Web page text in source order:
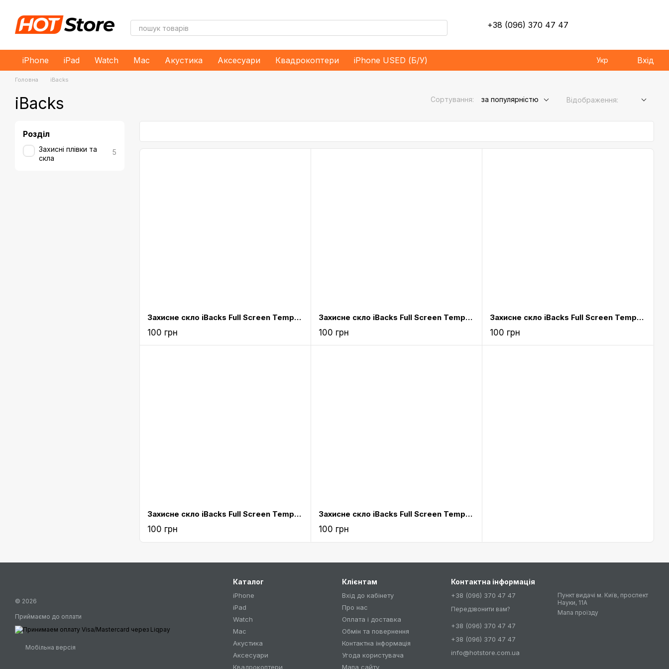
+38 (096) 370 47 47
iPhone iPad Watch Mac Акустика Аксесуари Квадрокоптери iPhone USED (Б/У) Укр Вхід
Головна iBacks
iBacks Сортування: за популярністю Відображення:
Захисне скло iBacks Full Screen Tempered Glass for iPhone 6 Champagne gold
100 грн
Захисне скло iBacks Full Screen Tempered Glass for iPhone 6 Silver
100 грн
Захисне скло iBacks Full Screen Tempered Glass for iPhone 6 Plus Silver
100 грн
Захисне скло iBacks Full Screen Tempered Glass for iPhone 6 Plus Pink
100 грн
Захисне скло iBacks Full Screen Tempered Glass for iPhone 6 Plus Space Gray
100 грн
Розділ
Захисні плівки та
скла
5
© 2026
Приймаємо до оплати
Мобільна версія
Каталог
iPhone
iPad
Watch
Mac
Акустика
Аксесуари
Квадрокоптери
Клієнтам
Вхід до кабінету
Про нас
Оплата і доставка
Обмін та повернення
Контактна інформація
Угода користувача
Мапа сайту
Контактна інформація
+38 (096) 370 47 47
Передзвонити вам?
+38 (096) 370 47 47
+38 (096) 370 47 47
info@hotstore.com.ua
Пункт видачі м. Київ, проспект
Науки, 11А
Мапа проїзду